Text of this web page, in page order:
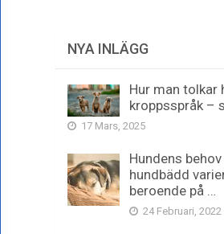
NYA INLÄGG
Hur man tolkar
kroppsspråk –
17 Mars, 2025
Hundens behov
hundbädd
beroende på …
24 Februari, 2022